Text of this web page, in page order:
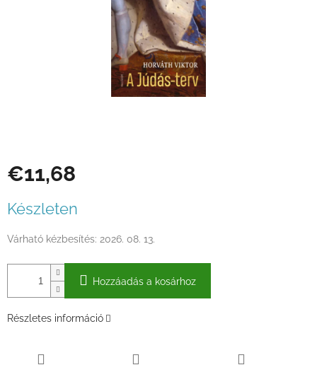
€11,68
Készleten
Várható kézbesítés: 2026. 08. 13.
Hozzáadás a kosárhoz
Részletes információ